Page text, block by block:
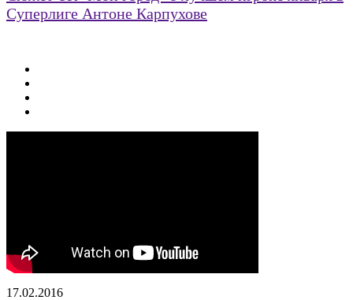
Суперлиге Антоне Карпухове
17.02.2016